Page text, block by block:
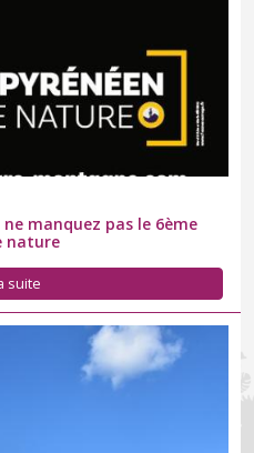
manquez pas le 6ème
nature
suite